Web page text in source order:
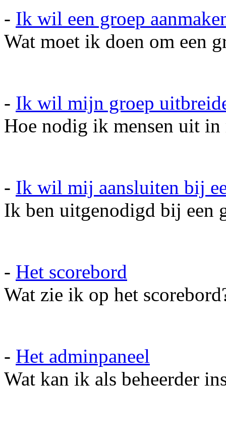
- Ik wil een groep
Wat moet ik doen om een
- Ik wil mijn groep
Hoe nodig ik mensen uit
- Ik wil mij aansluiten bij
Ik ben uitgenodigd bij een
- Het scorebord
Wat zie ik op het
- Het adminpaneel
Wat kan ik als beheerder